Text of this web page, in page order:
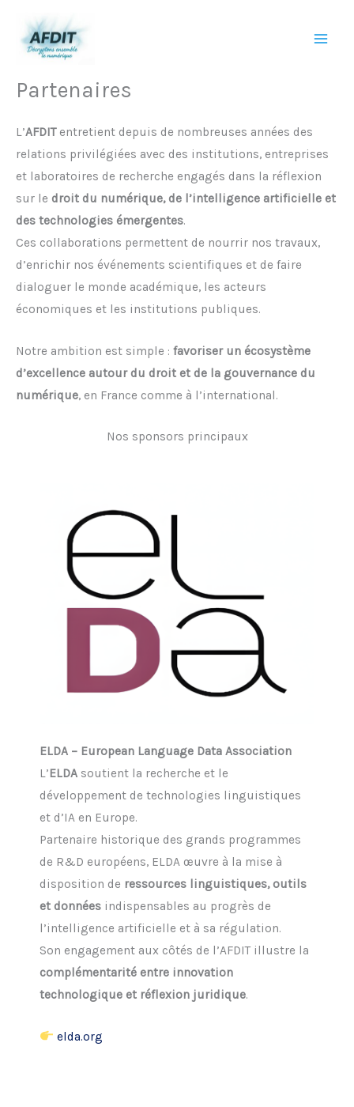
contenu
Partenaires
L’AFDITentretient depuis de nombreuses années des
relations privilégiées avec des institutions, entreprises
et laboratoires de recherche engagés dans la réflexion
sur le droit du numérique, de l’intelligence artificielle et
des technologies émergentes.
Ces collaborations permettent de nourrir nos travaux,
d’enrichir nos événements scientifiques et de faire
dialoguer le monde académique, les acteurs
économiques et les institutions publiques.
Notre ambition est simple : favoriser un écosystème
d’excellence autour du droit et de la gouvernance du
numérique, en France comme à l’international.
Nos sponsors principaux
ELDA – European Language Data Association
L’ELDA soutient la recherche et le
développement de technologies linguistiques
et d’IA en Europe.
Partenaire historique des grands programmes
de R&D européens, ELDA œuvre à la mise à
disposition de ressources linguistiques, outils
et données indispensables au progrès de
l’intelligence artificielle et à sa régulation.
Son engagement aux côtés de l’AFDIT illustre la
complémentarité entre innovation
technologique et réflexion juridique.
elda.org